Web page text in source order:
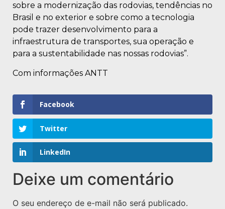
sobre a modernização das rodovias, tendências no
Brasil e no exterior e sobre como a tecnologia
pode trazer desenvolvimento para a
infraestrutura de transportes, sua operação e
para a sustentabilidade nas nossas rodovias”.
Com informações ANTT
Facebook
Twitter
LinkedIn
Deixe um comentário
O seu endereço de e-mail não será publicado.